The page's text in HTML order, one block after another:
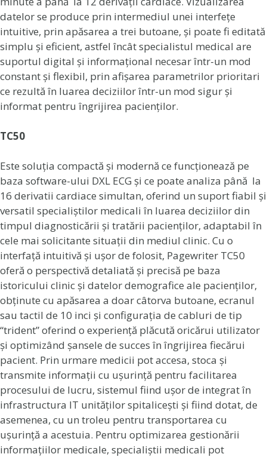
datelor se produce prin intermediul unei interfețe
intuitive, prin apăsarea a trei butoane, și poate fi editată
simplu și eficient, astfel încât specialistul medical are
suportul digital și informațional necesar într-un mod
constant și flexibil, prin afișarea parametrilor prioritari
ce rezultă în luarea deciziilor într-un mod sigur și
informat pentru îngrijirea pacienților.
TC50
Este soluția compactă și modernă ce funcționează pe
baza software-ului DXL ECG și ce poate analiza până la
16 derivatii cardiace simultan, oferind un suport fiabil și
versatil specialiștilor medicali în luarea deciziilor din
timpul diagnosticării și tratării pacienților, adaptabil în
cele mai solicitante situații din mediul clinic. Cu o
interfață intuitivă și ușor de folosit, Pagewriter TC50
oferă o perspectivă detaliată și precisă pe baza
istoricului clinic și datelor demografice ale pacienților,
obținute cu apăsarea a doar câtorva butoane, ecranul
sau tactil de 10 inci și configurația de cabluri de tip
“trident” oferind o experiență plăcută oricărui utilizator
și optimizând șansele de succes în îngrijirea fiecărui
pacient. Prin urmare medicii pot accesa, stoca și
transmite informații cu ușurință pentru facilitarea
procesului de lucru, sistemul fiind ușor de integrat în
infrastructura IT unităților spitalicești și fiind dotat, de
asemenea, cu un troleu pentru transportarea cu
ușurință a acestuia. Pentru optimizarea gestionării
informațiilor medicale, specialiștii medicali pot